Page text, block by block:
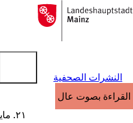
الانتقال إلى المحتوى
إلى
الصفحة
النشرات الصحفية
القراءة بصوت عالٍ
٢١. مايو ٢٠٢٦